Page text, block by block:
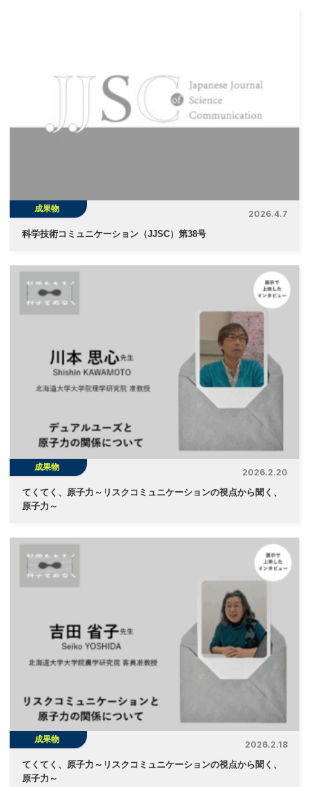
成果物
2026.4.7
科学技術コミュニケーション（JJSC）第38号
成果物
2026.2.20
てくてく、原子力～リスクコミュニケーションの視点から聞く、
原子力～
成果物
2026.2.18
てくてく、原子力～リスクコミュニケーションの視点から聞く、
原子力～